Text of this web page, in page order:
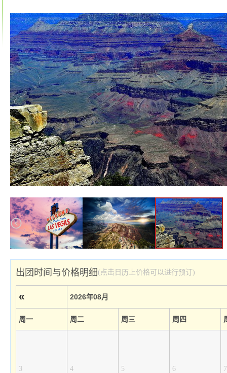
出团时间与价格明细(点击日历上价格可以进行预订)
« 2026年08月
周一 周二 周三 周四
3 4 5 6 7